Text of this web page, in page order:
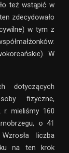
też wstąpić w
zdecydowało
w tym z
W
dotyczących
fizyczne,
r. mieliśmy 160
o 41
liczba
na ten krok